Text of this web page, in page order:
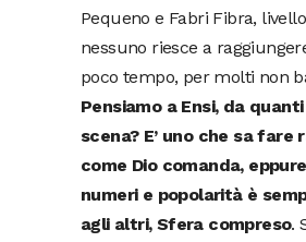
Pequeno e Fabri Fibra,
nessuno riesce a
poco tempo, per molti non
Pensiamo a Ensi, da
scena? E’ uno che sa fare
come Dio comanda,
numeri e popolarità è
agli altri, Sfera compreso.